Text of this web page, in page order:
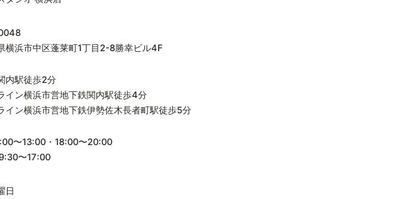
横浜市中区蓬莱町1丁目2-8勝幸ビル4F
内駅徒歩2分
イン横浜市営地下鉄関内駅徒歩4分
イン横浜市営地下鉄伊勢佐木長者町駅徒歩5分
〜13:00・18:00〜20:00
〜17:00
日